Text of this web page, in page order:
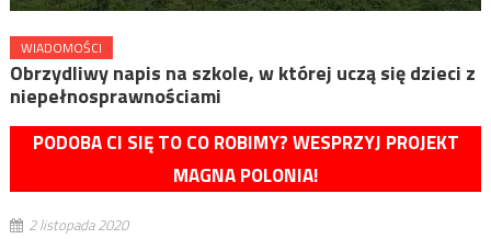
WIADOMOŚCI
Obrzydliwy napis na szkole, w której uczą się dzieci z
niepełnosprawnościami
PODOBA CI SIĘ TO CO ROBIMY? WESPRZYJ PROJEKT
MAGNA POLONIA!
2 listopada 2020